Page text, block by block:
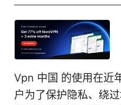
Vpn 中国 的使用在近
户为了保护隐私、绕